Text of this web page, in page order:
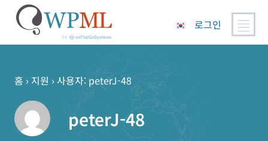
로그인
홈 › 지원 › 사용자: peterJ-48
peterJ-48